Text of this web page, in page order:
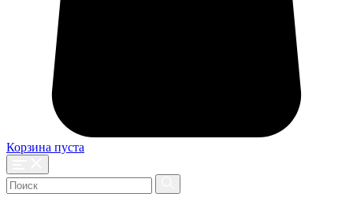
Корзина пуста